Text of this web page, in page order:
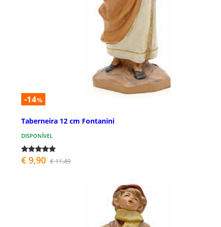
-14%
Taberneira 12 cm Fontanini
DISPONÍVEL
€ 9,90 € 11,49